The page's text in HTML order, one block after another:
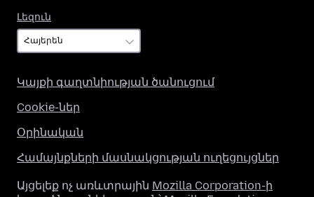
Լեզուն
Կայքի գաղտնիության ծանուցում
Cookie-ներ
Օրինական
Համայնքների մասնակցության ուղեցույցներ
Այցելեք ոչ առևտրային Mozilla Corporation-ի